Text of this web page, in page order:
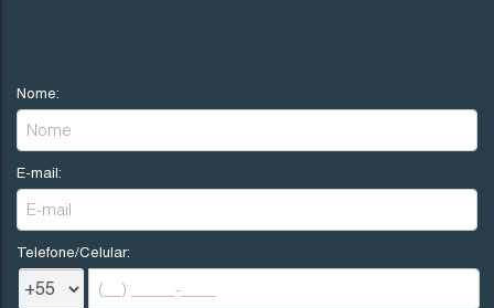
Nome:
E-mail:
Telefone/Celular: